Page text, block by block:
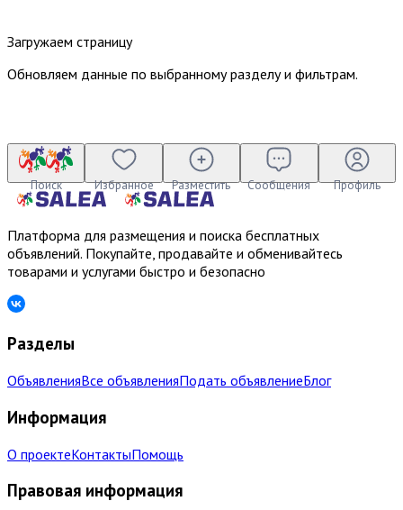
Загружаем страницу
Обновляем данные по выбранному разделу и фильтрам.
Поиск Избранное Разместить Сообщения Профиль
Платформа для размещения и поиска бесплатных
объявлений. Покупайте, продавайте и обменивайтесь
товарами и услугами быстро и безопасно
Разделы
ОбъявленияВсе объявленияПодать объявлениеБлог
Информация
О проектеКонтактыПомощь
Правовая информация